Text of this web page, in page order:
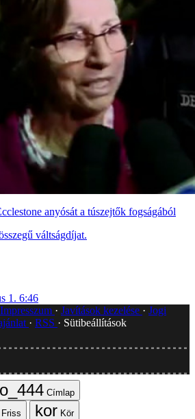
anyósát a túszejtők fogságából
váltságdíjat.
1. 6:46
Impresszum Javítások kezelése
Jogi
RSS
Sütibeállítások
Címlap
Friss
Kör